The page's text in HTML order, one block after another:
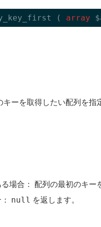
( array
キーを取得したい配列を指
場合： 配列の最初のキー
null を返します。